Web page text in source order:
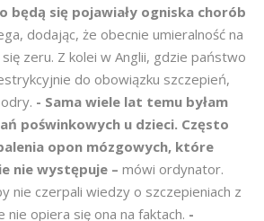
będą się pojawiały ogniska chorób
dodając, że obecnie umieralność na
zeru. Z kolei w Anglii, gdzie państwo
do obowiązku szczepień,
- Sama wiele lat temu byłam
poświnkowych u dzieci. Często
opon mózgowych, które
nie występuje – mówi ordynator.
nie czerpali wiedzy o szczepieniach z
opiera się ona na faktach. -